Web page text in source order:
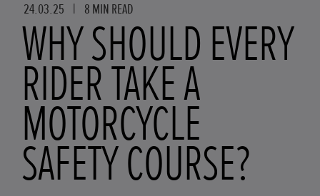
24.03.25 | 8 MIN READ
WHY SHOULD EVERY
RIDER TAKE A
MOTORCYCLE
SAFETY COURSE?